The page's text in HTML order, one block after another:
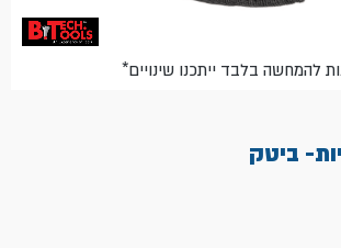
ביטק
להמחשה בלבד ייתכנו שינויים